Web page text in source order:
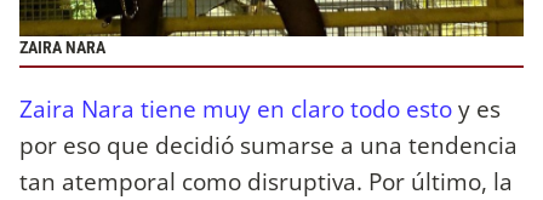
ZAIRA NARA
Zaira Nara tiene muy en claro todo estoy es
por eso que decidió sumarse a una tendencia
tan atemporal como disruptiva. Por último, la